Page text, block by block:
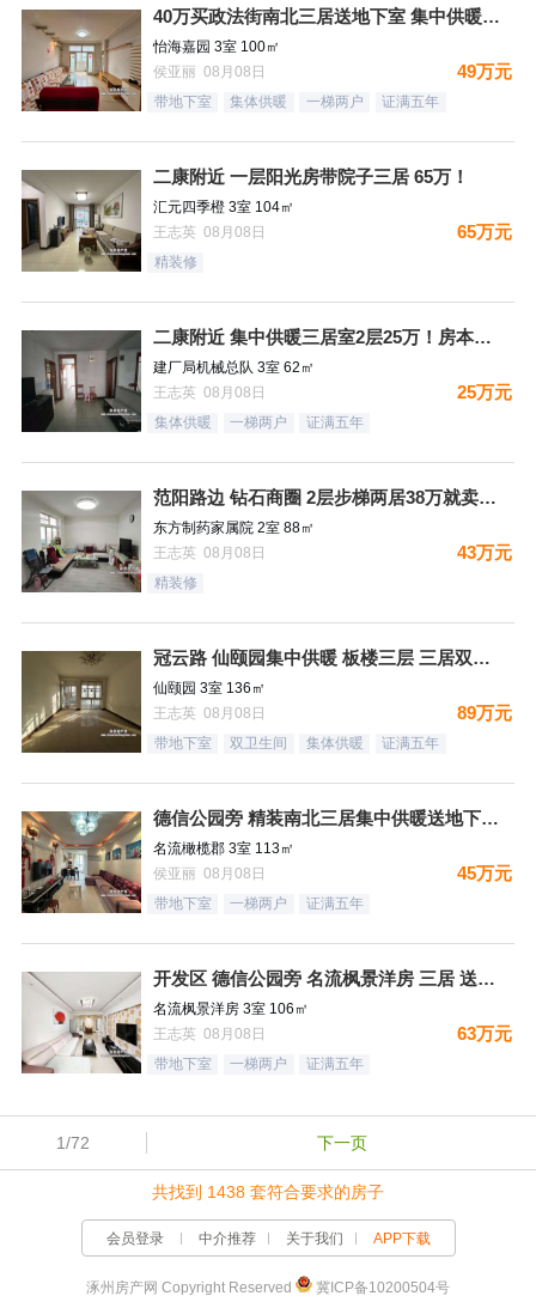
40万买政法街南北三居送地下室 集中供暖税费低
怡海嘉园 3室 100㎡
侯亚丽 08月08日
49万元
带地下室 集体供暖 一梯两户 证满五年
二康附近 一层阳光房带院子三居 65万！
汇元四季橙 3室 104㎡
王志英 08月08日
65万元
精装修
二康附近 集中供暖三居室2层25万！房本满五过户费少！
建厂局机械总队 3室 62㎡
王志英 08月08日
25万元
集体供暖 一梯两户 证满五年
范阳路边 钻石商圈 2层步梯两居38万就卖哦！
东方制药家属院 2室 88㎡
王志英 08月08日
43万元
精装修
冠云路 仙颐园集中供暖 板楼三层 三居双卫 集中供暖 ！送地
仙颐园 3室 136㎡
王志英 08月08日
89万元
带地下室 双卫生间 集体供暖 证满五年
德信公园旁 精装南北三居集中供暖送地下室 税费低
名流橄榄郡 3室 113㎡
侯亚丽 08月08日
45万元
带地下室 一梯两户 证满五年
开发区 德信公园旁 名流枫景洋房 三居 送地下室
名流枫景洋房 3室 106㎡
王志英 08月08日
63万元
带地下室 一梯两户 证满五年
1/72 下一页
共找到 1438 套符合要求的房子
会员登录 中介推荐 关于我们 APP下载
涿州房产网 Copyright Reserved 冀ICP备10200504号